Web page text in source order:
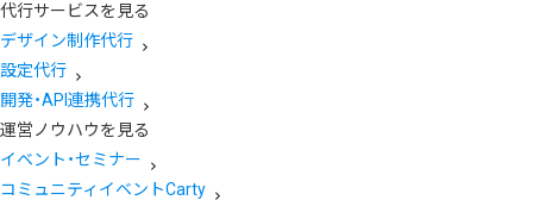
代行サービスを見る
デザイン制作代行
設定代行
開発・API連携代行
運営ノウハウを見る
イベント・セミナー
コミュニティイベントCarty